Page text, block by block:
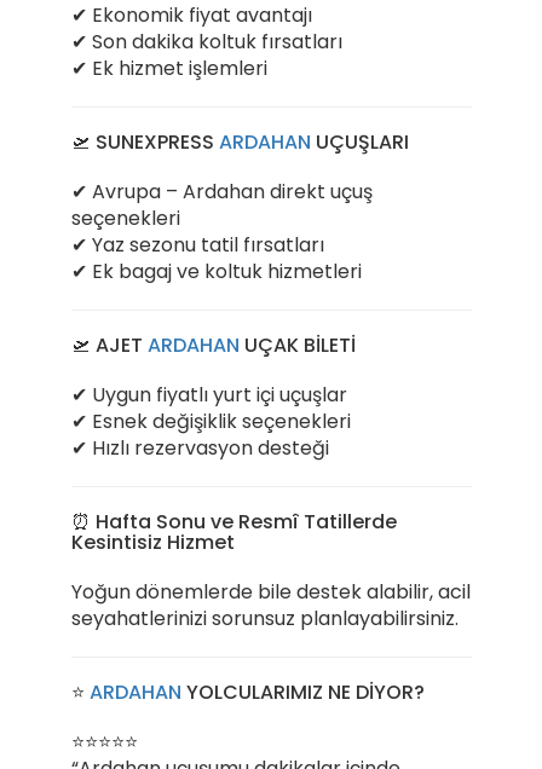
✔ Ekonomik fiyat avantajı
✔ Son dakika koltuk fırsatları
✔ Ek hizmet işlemleri
🛫 SUNEXPRESS ARDAHAN UÇUŞLARI
✔ Avrupa – Ardahan direkt uçuş
seçenekleri
✔ Yaz sezonu tatil fırsatları
✔ Ek bagaj ve koltuk hizmetleri
🛫 AJET ARDAHAN UÇAK BİLETİ
✔ Uygun fiyatlı yurt içi uçuşlar
✔ Esnek değişiklik seçenekleri
✔ Hızlı rezervasyon desteği
⏰ Hafta Sonu ve Resmî Tatillerde
Kesintisiz Hizmet
Yoğun dönemlerde bile destek alabilir, acil
seyahatlerinizi sorunsuz planlayabilirsiniz.
⭐ ARDAHAN YOLCULARIMIZ NE DİYOR?
⭐⭐⭐⭐⭐